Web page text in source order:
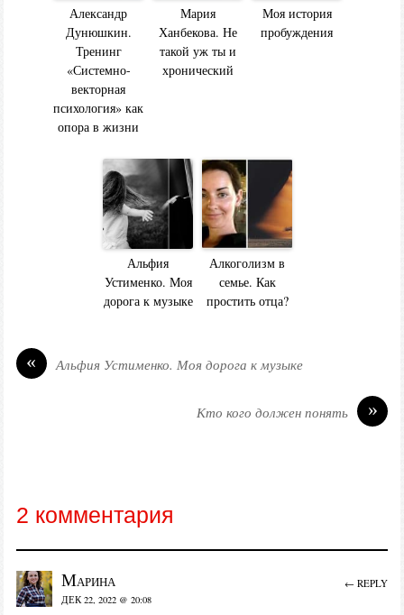
Александр
Дунюшкин.
Тренинг
«Системно-
векторная
психология» как
опора в жизни
Мария
Ханбекова. Не
такой уж ты и
хронический
Моя история
пробуждения
Альфия
Устименко. Моя
дорога к музыке
Алкоголизм в
семье. Как
простить отца?
« Альфия Устименко. Моя дорога к музыке
»
Кто кого должен понять
2 комментария
Марина
ДЕК 22, 2022 @ 20:08
← REPLY